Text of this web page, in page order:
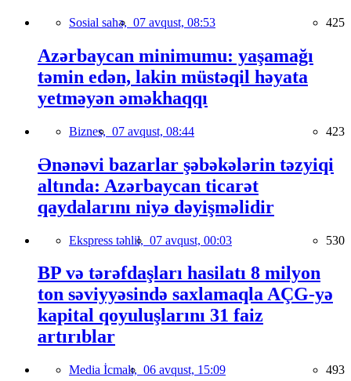
Sosial sahə, 07 avqust, 08:53 425
Azərbaycan minimumu: yaşamağı
təmin edən, lakin müstəqil həyata
yetməyən əməkhaqqı
Biznes, 07 avqust, 08:44 423
Ənənəvi bazarlar şəbəkələrin təzyiqi
altında: Azərbaycan ticarət
qaydalarını niyə dəyişməlidir
Ekspress təhlil, 07 avqust, 00:03 530
BP və tərəfdaşları hasilatı 8 milyon
ton səviyyəsində saxlamaqla AÇG-yə
kapital qoyuluşlarını 31 faiz
artırıblar
Media İcmalı, 06 avqust, 15:09 493